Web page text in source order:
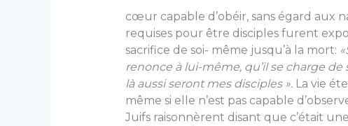
cœur capable d’obéir, sans égard aux
requises pour être disciples furent
sacrifice de soi- même jusqu’à la mort:
renonce à lui-même, qu’il se charge de
là aussi seront mes dis­ciples ». La vie
même si elle n’est pas capable
Juifs raisonnèrent disant que c’était